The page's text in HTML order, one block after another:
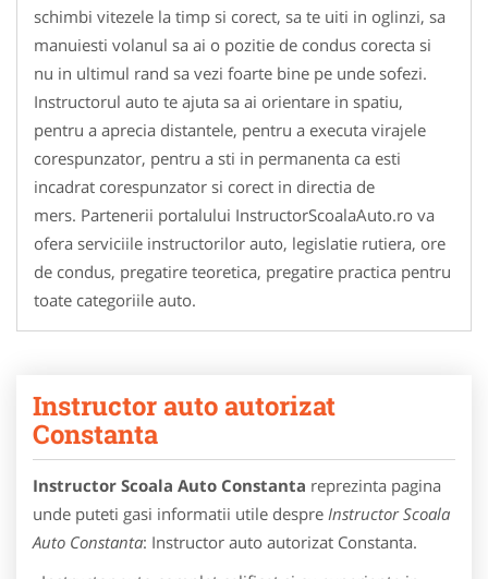
schimbi vitezele la timp si corect, sa te uiti in oglinzi, sa
manuiesti volanul sa ai o pozitie de condus corecta si
nu in ultimul rand sa vezi foarte bine pe unde sofezi.
Instructorul auto te ajuta sa ai orientare in spatiu,
pentru a aprecia distantele, pentru a executa virajele
corespunzator, pentru a sti in permanenta ca esti
incadrat corespunzator si corect in directia de
mers. Partenerii portalului InstructorScoalaAuto.ro va
ofera serviciile instructorilor auto, legislatie rutiera, ore
de condus, pregatire teoretica, pregatire practica pentru
toate categoriile auto.
Instructor auto autorizat
Constanta
Instructor Scoala Auto Constanta reprezinta pagina
unde puteti gasi informatii utile despre Instructor Scoala
Auto Constanta: Instructor auto autorizat Constanta.